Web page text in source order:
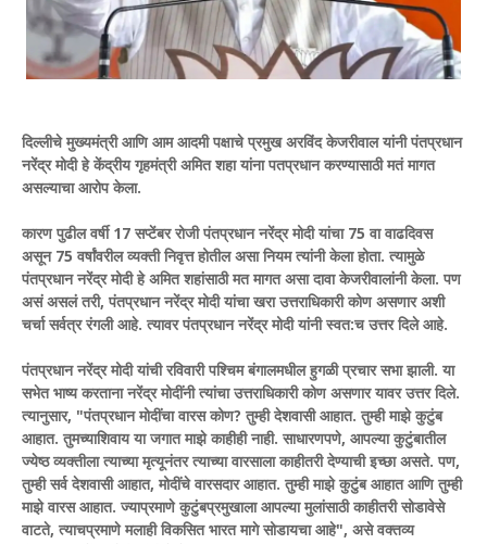
दिल्लीचे मुख्यमंत्री आणि आम आदमी पक्षाचे प्रमुख अरविंद केजरीवाल यांनी पंतप्रधान
नरेंद्र मोदी हे केंद्रीय गृहमंत्री अमित शहा यांना पतप्रधान करण्यासाठी मतं मागत
असल्याचा आरोप केला.
कारण पुढील वर्षी 17 सप्टेंबर रोजी पंतप्रधान नरेंद्र मोदी यांचा 75 वा वाढदिवस
असून 75 वर्षांवरील व्यक्ती निवृत्त होतील असा नियम त्यांनी केला होता. त्यामुळे
पंतप्रधान नरेंद्र मोदी हे अमित शहांसाठी मत मागत असा दावा केजरीवालांनी केला. पण
असं असलं तरी, पंतप्रधान नरेंद्र मोदी यांचा खरा उत्तराधिकारी कोण असणार अशी
चर्चा सर्वत्र रंगली आहे. त्यावर पंतप्रधान नरेंद्र मोदी यांनी स्वत:च उत्तर दिले आहे.
पंतप्रधान नरेंद्र मोदी यांची रविवारी पश्चिम बंगालमधील हुगळी प्रचार सभा झाली. या
सभेत भाष्य करताना नरेंद्र मोदींनी त्यांचा उत्तराधिकारी कोण असणार यावर उत्तर दिले.
त्यानुसार, "पंतप्रधान मोदींचा वारस कोण? तुम्ही देशवासी आहात. तुम्ही माझे कुटुंब
आहात. तुमच्याशिवाय या जगात माझे काहीही नाही. साधारणपणे, आपल्या कुटुंबातील
ज्येष्ठ व्यक्तीला त्याच्या मृत्यूनंतर त्याच्या वारसाला काहीतरी देण्याची इच्छा असते. पण,
तुम्ही सर्व देशवासी आहात, मोदींचे वारसदार आहात. तुम्ही माझे कुटुंब आहात आणि तुम्ही
माझे वारस आहात. ज्याप्रमाणे कुटुंबप्रमुखाला आपल्या मुलांसाठी काहीतरी सोडावेसे
वाटते, त्याचप्रमाणे मलाही विकसित भारत मागे सोडायचा आहे", असे वक्तव्य